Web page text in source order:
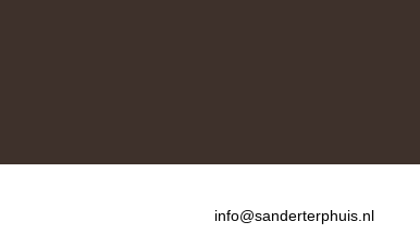
Contact
info@sanderterphuis.nl